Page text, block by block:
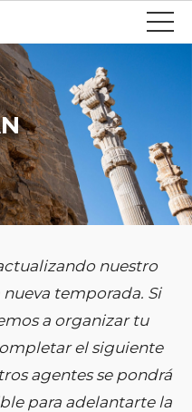
nuestro
temporada. Si
a organizar tu
el siguiente
agentes se pondrá
para adelantarte la